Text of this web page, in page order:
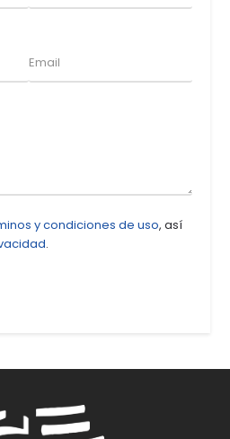
y condiciones de uso, así
.